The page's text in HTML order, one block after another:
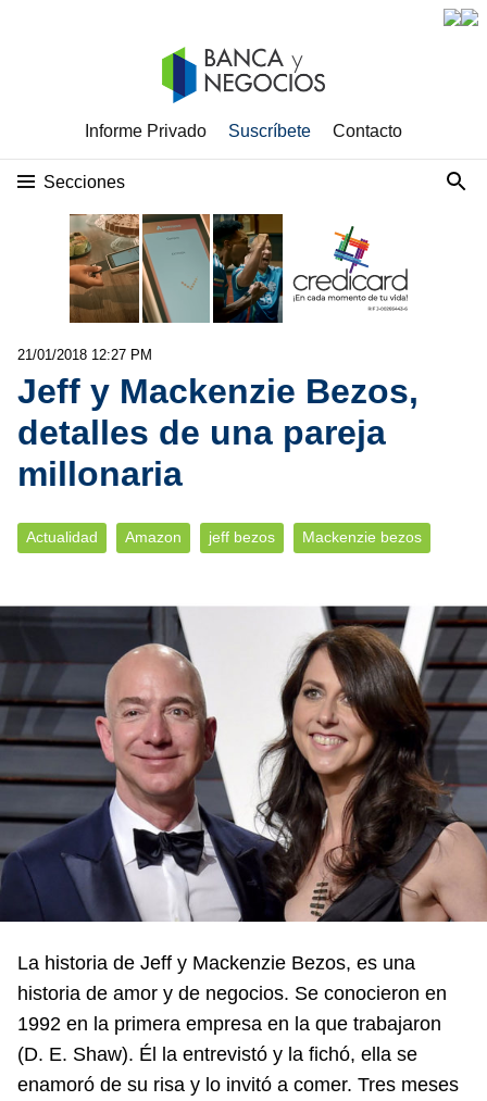
Informe Privado Suscríbete Contacto
Secciones
21/01/2018 12:27 PM
Jeff y Mackenzie Bezos,
detalles de una pareja
millonaria
Actualidad Amazon jeff bezos Mackenzie bezos
La historia de Jeff y Mackenzie Bezos, es una
historia de amor y de negocios. Se conocieron en
1992 en la primera empresa en la que trabajaron
(D. E. Shaw). Él la entrevistó y la fichó, ella se
enamoró de su risa y lo invitó a comer. Tres meses